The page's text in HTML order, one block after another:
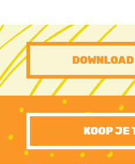
PRE
FOOTER
CTA
KOOP JE